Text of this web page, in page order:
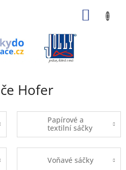
Hofer
Papírové a
textilní sáčky
Voňavé sáčky